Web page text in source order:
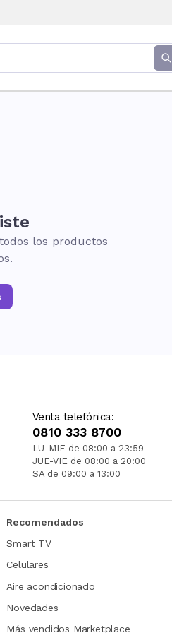
los productos
Venta telefónica:
0810 333 8700
LU-MIE de 08:00 a 23:59
JUE-VIE de 08:00 a 20:00
SA de 09:00 a 13:00
Recomendados
Smart TV
Celulares
Aire acondicionado
Novedades
Más vendidos Marketplace